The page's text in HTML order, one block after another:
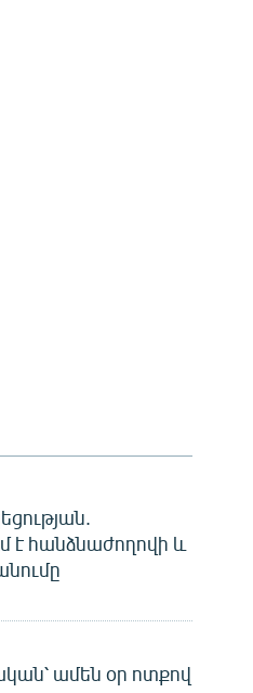
է հանձնաժողովի և
ամեն օր ոտքով